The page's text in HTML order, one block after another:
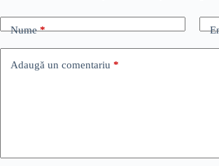
Nume*
Adaugă un comentariu *